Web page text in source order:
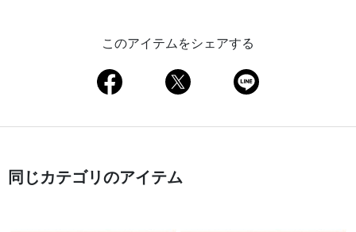
このアイテムをシェアする
同じカテゴリのアイテム